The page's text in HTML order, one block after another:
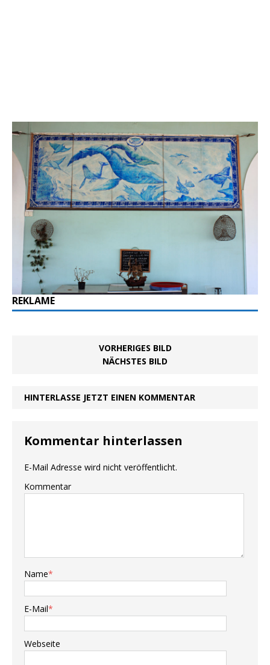
REKLAME
VORHERIGES BILD
NÄCHSTES BILD
HINTERLASSE JETZT EINEN KOMMENTAR
Kommentar hinterlassen
E-Mail Adresse wird nicht veröffentlicht.
Kommentar
Name*
E-Mail*
Webseite